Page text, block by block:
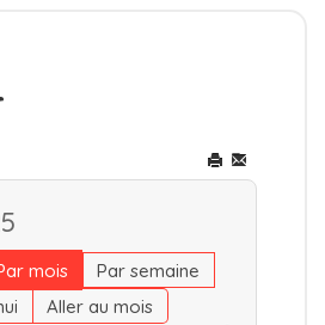
mois
Par semaine
Aller au mois